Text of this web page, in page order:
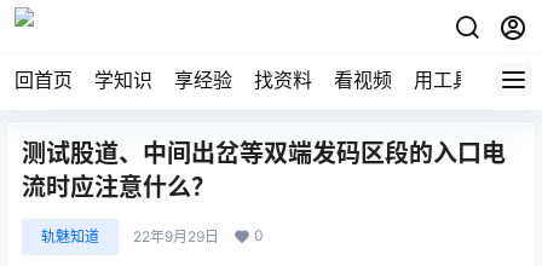
回首页 学知识 享经验 找资料 看视频 用工具 论技
测试股道、中间出岔等双端发码区段的入口电
流时应注意什么？
轨魅知道 22年9月29日 0